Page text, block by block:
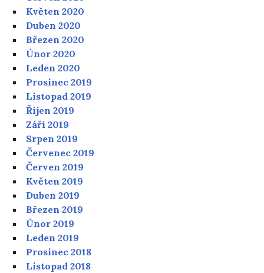
Květen 2020
Duben 2020
Březen 2020
Únor 2020
Leden 2020
Prosinec 2019
Listopad 2019
Říjen 2019
Září 2019
Srpen 2019
Červenec 2019
Červen 2019
Květen 2019
Duben 2019
Březen 2019
Únor 2019
Leden 2019
Prosinec 2018
Listopad 2018